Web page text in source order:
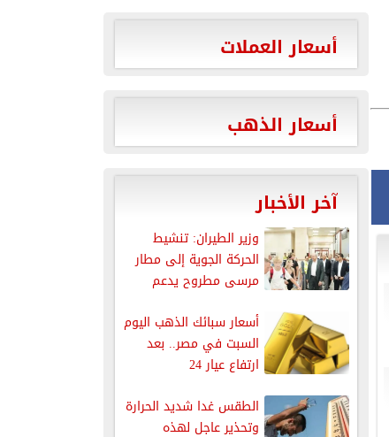
أسعار العملات
أسعار الذهب
آخر الأخبار
وزير الطيران: تنشيط
الحركة الجوية إلى مطار
مرسى مطروح يدعم
أسعار سبائك الذهب اليوم
السبت في مصر.. بعد
ارتفاع عيار 24
الطقس غدا شديد الحرارة
وتحذير عاجل لهذه